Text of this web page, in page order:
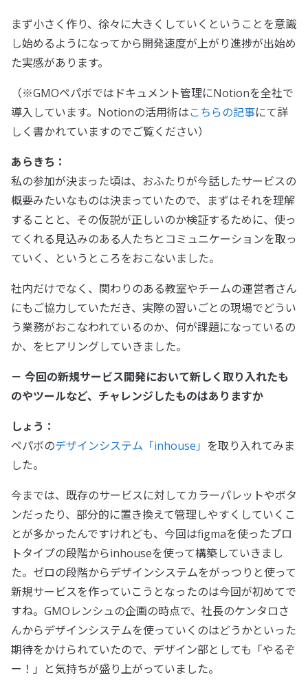
まず小さく作り、徐々に大きくしていくということを意識
し始めるようになってから開発速度が上がり進捗が出始め
た実感があります。
（※GMOペパボではドキュメント管理にNotionを全社で
導入しています。Notionの活用術はこちらの記事にて詳
しく書かれていますのでご覧ください）
あらきち：
私の参加が決まった頃は、おふたりが今話したサービスの
概要みたいなものは決まっていたので、まずはそれを理解
することと、その仮説が正しいのか検証するために、使っ
てくれる見込みのある人たちとコミュニケーションを取っ
ていく、というところをおこないました。
社内だけでなく、関わりのある教室やチームの運営者さん
にもご協力していただき、実際の習いごとの現場でどうい
う業務がおこなわれているのか、何が課題になっているの
か、をヒアリングしていきました。
－ 今回の新規サービス開発において新しく取り入れたも
のやツールなど、チャレンジしたものはありますか
しょう：
ペパボのデザインシステム「inhouse」 を取り入れてみま
した。
今までは、既存のサービスに対してカラーパレットやボタ
ンだったり、部分的に置き換えて管理しやすくしていくこ
とが多かったんですけれども、今回はfigmaを使ったプロ
トタイプの段階からinhouseを使って構築していきまし
た。ゼロの段階からデザインシステムをがっつりと使って
新規サービスを作っていこうとなったのは今回が初めてで
すね。GMOレンシュの企画の時点で、社長のケンタロさ
んからデザインシステムを使っていくのはどうかといった
期待をかけられていたので、デザイン部としても「やるぞ
ー！」と気持ちが盛り上がっていました。